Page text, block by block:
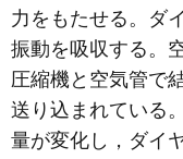
力をもたせる。ダ
振動を吸収する。
圧縮機と空気管で
送り込まれている。
量が変化し，ダイ